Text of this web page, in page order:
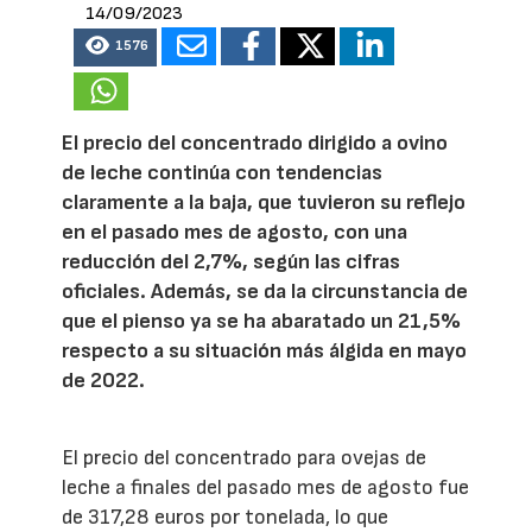
14/09/2023
1576
El precio del concentrado dirigido a ovino
de leche continúa con tendencias
claramente a la baja, que tuvieron su reflejo
en el pasado mes de agosto, con una
reducción del 2,7%, según las cifras
oficiales. Además, se da la circunstancia de
que el pienso ya se ha abaratado un 21,5%
respecto a su situación más álgida en mayo
de 2022.
El precio del concentrado para ovejas de
leche a finales del pasado mes de agosto fue
de 317,28 euros por tonelada, lo que